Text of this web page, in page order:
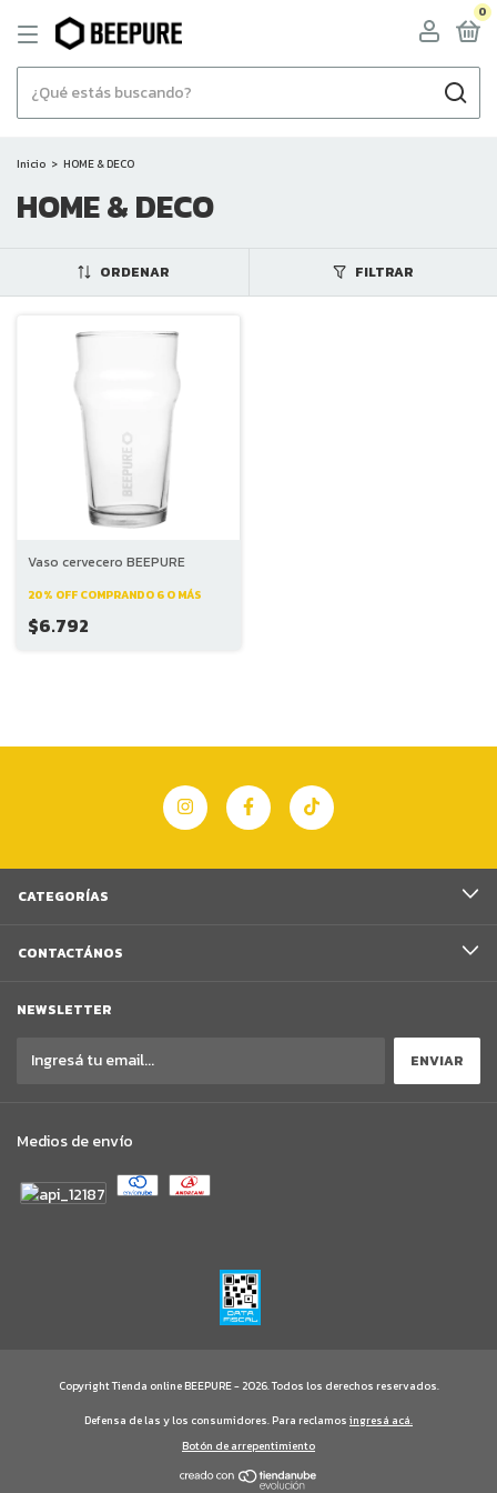
0
Inicio > HOME & DECO
HOME & DECO
ORDENAR FILTRAR
Vaso cervecero BEEPURE
20% OFF COMPRANDO 6 O MÁS
$6.792
CATEGORÍAS
CONTACTÁNOS
NEWSLETTER
Medios de envío
Copyright Tienda online BEEPURE - 2026. Todos los derechos reservados.
Defensa de las y los consumidores. Para reclamos ingresá acá.
Botón de arrepentimiento